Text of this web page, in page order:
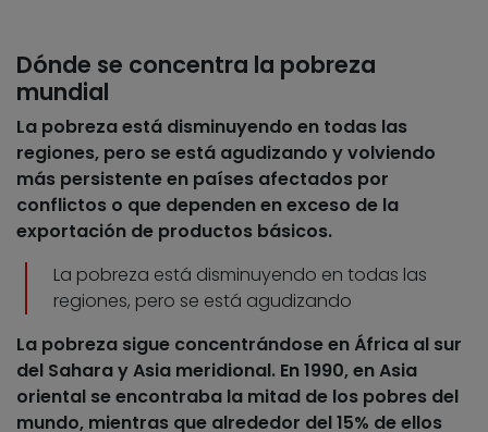
Dónde se concentra la pobreza
mundial
La pobreza está disminuyendo en todas las
regiones, pero se está agudizando y volviendo
más persistente en países afectados por
conflictos o que dependen en exceso de la
exportación de productos básicos.
La pobreza está disminuyendo en todas las
regiones, pero se está agudizando
La pobreza sigue concentrándose en África al sur
del Sahara y Asia meridional. En 1990, en Asia
oriental se encontraba la mitad de los pobres del
mundo, mientras que alrededor del 15% de ellos